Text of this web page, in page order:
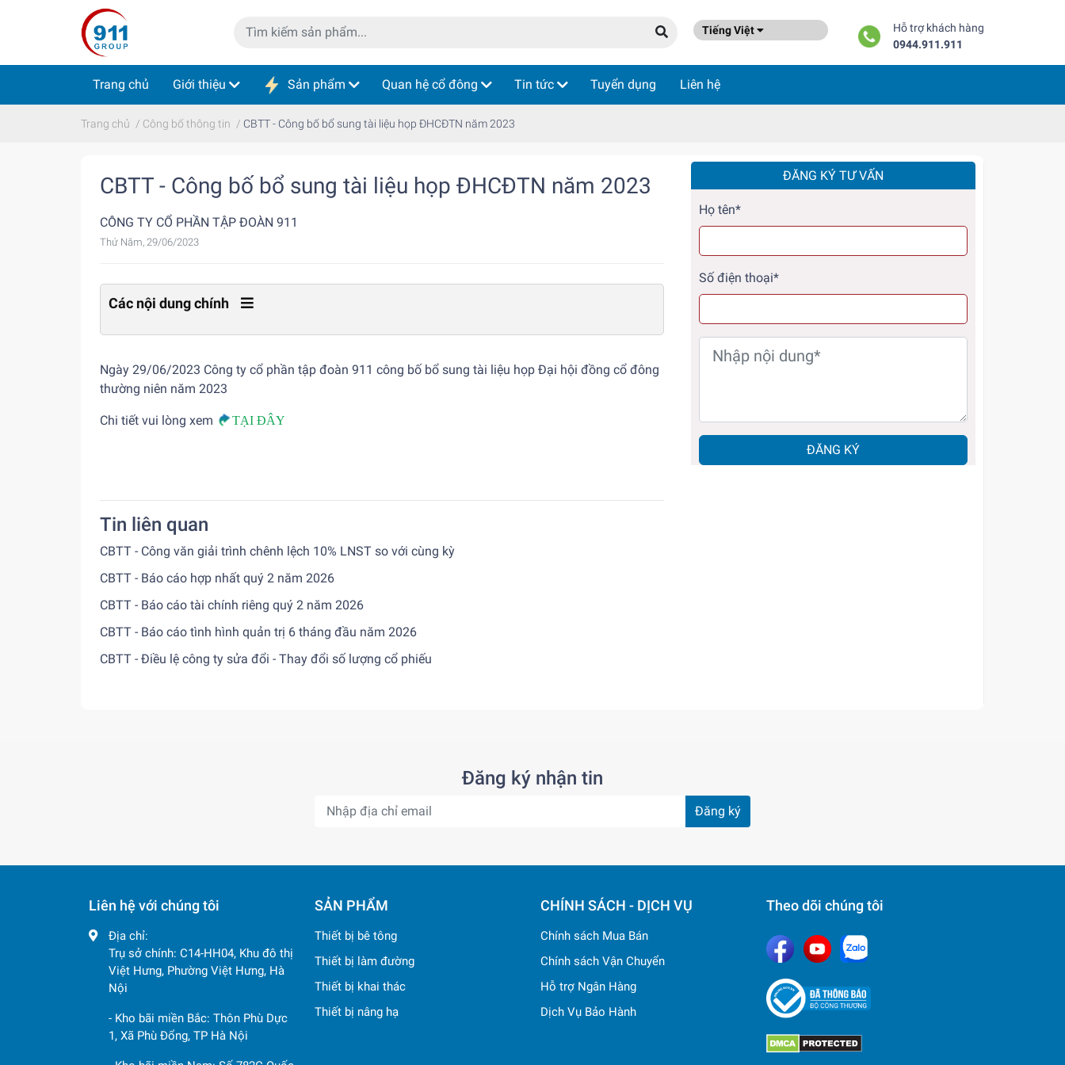
Hỗ trợ khách hàng
0944.911.911
Tiếng Việt
Trang chủ Giới thiệu Sản phẩm Quan hệ cổ đông Tin tức Tuyển dụng Liên hệ
Trang chủ / Công bố thông tin / CBTT - Công bố bổ sung tài liệu họp ĐHCĐTN năm 2023
ĐĂNG KÝ TƯ VẤN
Họ tên*
Số điện thoại*
ĐĂNG KÝ
CBTT - Công bố bổ sung tài liệu họp ĐHCĐTN năm 2023
CÔNG TY CỔ PHẦN TẬP ĐOÀN 911
Thứ Năm, 29/06/2023
Các nội dung chính
Ngày 29/06/2023 Công ty cổ phần tập đoàn 911 công bố bổ sung tài liệu họp Đại hội đồng cổ đông
thường niên năm 2023
Chi tiết vui lòng xem TẠI ĐÂY
Tin liên quan
CBTT - Công văn giải trình chênh lệch 10% LNST so với cùng kỳ
CBTT - Báo cáo hợp nhất quý 2 năm 2026
CBTT - Báo cáo tài chính riêng quý 2 năm 2026
CBTT - Báo cáo tình hình quản trị 6 tháng đầu năm 2026
CBTT - Điều lệ công ty sửa đổi - Thay đổi số lượng cổ phiếu
Đăng ký nhận tin
Đăng ký
Liên hệ với chúng tôi
Địa chỉ:
Trụ sở chính: C14-HH04, Khu đô thị
Việt Hưng, Phường Việt Hưng, Hà
Nội
- Kho bãi miền Bắc: Thôn Phù Dực
1, Xã Phù Đổng, TP Hà Nội
SẢN PHẨM
Thiết bị bê tông
Thiết bị làm đường
Thiết bị khai thác
Thiết bị nâng hạ
CHÍNH SÁCH - DỊCH VỤ
Chính sách Mua Bán
Chính sách Vận Chuyển
Hỗ trợ Ngân Hàng
Dịch Vụ Bảo Hành
Theo dõi chúng tôi